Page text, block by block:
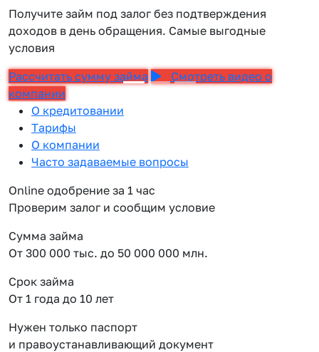
Получите займ под залог без подтверждения
доходов в день обращения. Самые выгодные
условия
Рассчитать сумму займа
Смотреть видео о
компании
О кредитовании
Тарифы
О компании
Часто задаваемые вопросы
Online одобрение за 1 час
Проверим залог и сообщим условие
Сумма займа
От 300 000 тыс. до 50 000 000 млн.
Срок займа
От 1 года до 10 лет
Нужен только паспорт
и правоустанавливающий документ